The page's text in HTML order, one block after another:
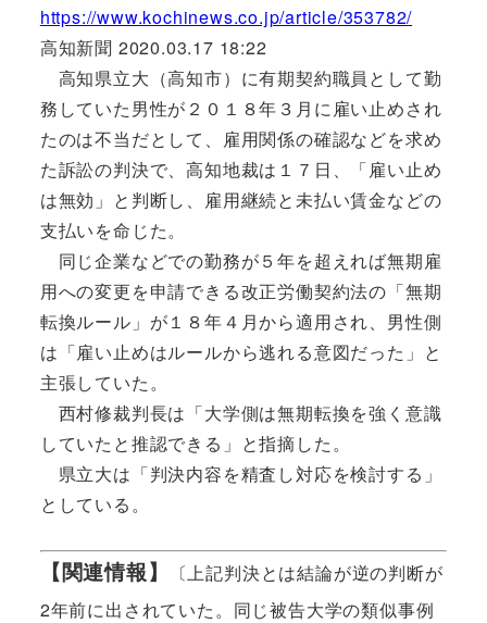
https://www.kochinews.co.jp/article/353782/
高知新聞 2020.03.17 18:22
高知県立大（高知市）に有期契約職員として勤
務していた男性が２０１８年３月に雇い止めされ
たのは不当だとして、雇用関係の確認などを求め
た訴訟の判決で、高知地裁は１７日、「雇い止め
は無効」と判断し、雇用継続と未払い賃金などの
支払いを命じた。
同じ企業などでの勤務が５年を超えれば無期雇
用への変更を申請できる改正労働契約法の「無期
転換ルール」が１８年４月から適用され、男性側
は「雇い止めはルールから逃れる意図だった」と
主張していた。
西村修裁判長は「大学側は無期転換を強く意識
していたと推認できる」と指摘した。
県立大は「判決内容を精査し対応を検討する」
としている。
【関連情報】
〔上記判決とは結論が逆の判断が
2年前に出されていた。同じ被告大学の類似事例